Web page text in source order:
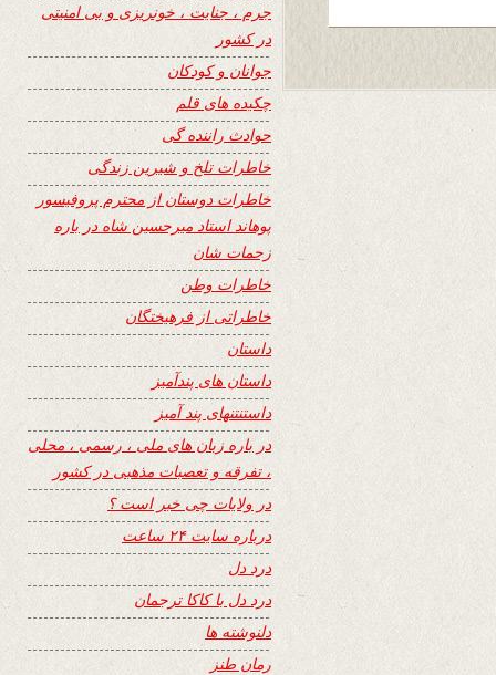
جرم ، جنایت ، خونریزی و بی امنیتی
در کشور
جوانان و کودکان
چکیده های قلم
حوادث راننده گی
خاطرات تلخ و شیرین زندگی
خاطرات دوستان از محترم پروفیسور
پوهاند استاد میرحسین شاه در باره
زحمات شان
خاطرات وطن
خاطراتی از فرهیختگان
داستان
داستان های پندآمیز
داستنتنهای پند آمیز
در باره زبان های ملی ، رسمی ، محلی
، تفرقه و تعصبات مذهبی در کشور
در ولایات چی خبر است ؟
درباره سایت ۲۴ ساعت
درد دل
درد دل با کاکا ترجمان
دلنوشته ها
رمان طنز